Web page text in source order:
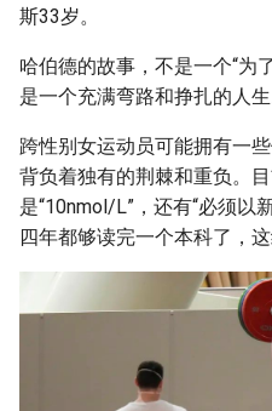
斯33岁。
哈伯德的故事，不是一个“为
是一个充满弯路和挣扎的人生
跨性别女运动员可能拥有一
背负着独有的荆棘和重负。
是“10nmol/L”，还有“必须
四年都够读完一个本科了，这